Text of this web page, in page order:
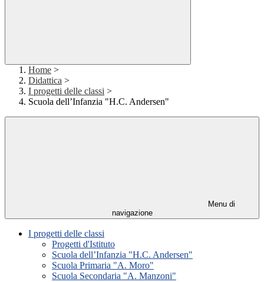
Home >
Didattica >
I progetti delle classi >
Scuola dell’Infanzia "H.C. Andersen"
Menu di
navigazione
I progetti delle classi
Progetti d'Istituto
Scuola dell’Infanzia "H.C. Andersen"
Scuola Primaria "A. Moro"
Scuola Secondaria "A. Manzoni"